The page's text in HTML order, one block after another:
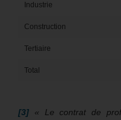
Industrie
Construction
Tertiaire
Total
[3] « Le contrat de